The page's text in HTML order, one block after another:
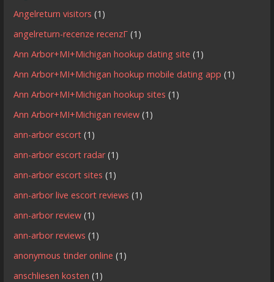
Angelreturn visitors (1)
angelreturn-recenze recenzГ­ (1)
Ann Arbor+MI+Michigan hookup dating site (1)
Ann Arbor+MI+Michigan hookup mobile dating app (1)
Ann Arbor+MI+Michigan hookup sites (1)
Ann Arbor+MI+Michigan review (1)
ann-arbor escort (1)
ann-arbor escort radar(1)
ann-arbor escort sites (1)
ann-arbor live escort reviews (1)
ann-arbor review (1)
ann-arbor reviews (1)
anonymous tinder online (1)
anschliesen kosten (1)